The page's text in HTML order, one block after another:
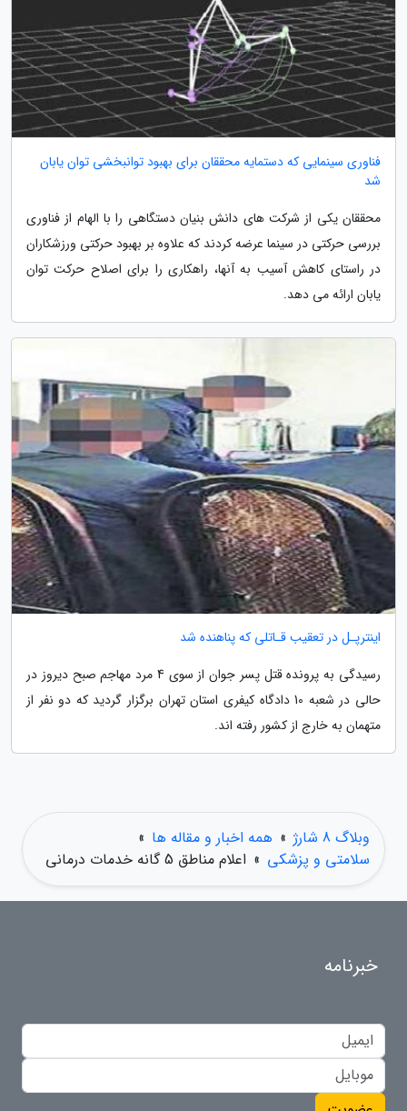
فناوری سینمایی که دستمایه محققان برای بهبود توانبخشی توان یابان
شد
محققان یکی از شرکت های دانش بنیان دستگاهی را با الهام از فناوری
بررسی حرکتی در سینما عرضه کردند که علاوه بر بهبود حرکتی ورزشکاران
در راستای کاهش آسیب به آنها، راهکاری را برای اصلاح حرکت توان
یابان ارائه می دهد.
اینترپـل در تعقیب قـاتلی که پناهنده شد
رسیدگی به پرونده قتل پسر جوان از سوی 4 مرد مهاجم صبح دیروز در
حالی در شعبه 10 دادگاه کیفری استان تهران برگزار گردید که دو نفر از
متهمان به خارج از کشور رفته اند.
وبلاگ 8 شارژ » همه اخبار و مقاله ها »
سلامتی و پزشکی » اعلام مناطق 5 گانه خدمات درمانی
خبرنامه